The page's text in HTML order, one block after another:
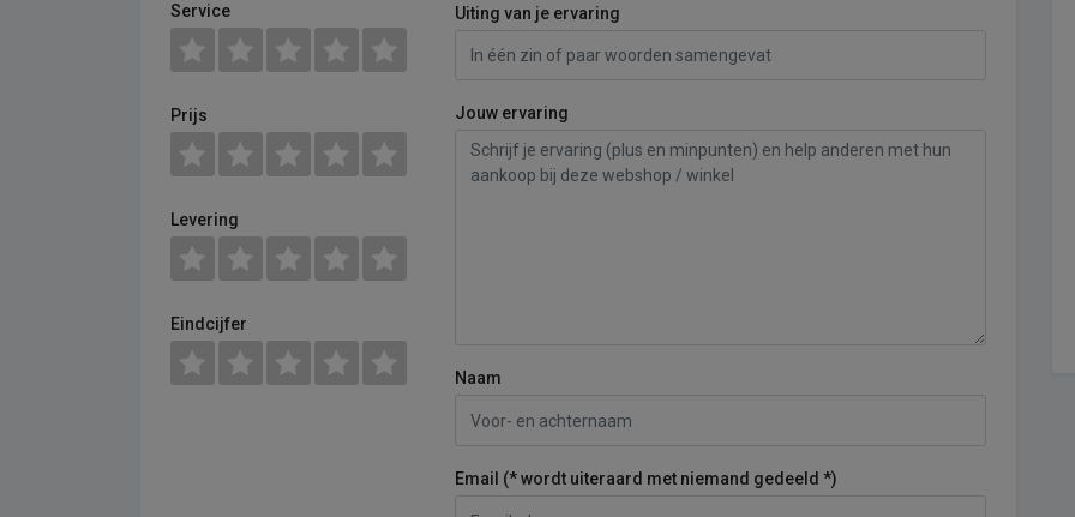
Service
Prijs
Levering
Eindcijfer
Uiting van je ervaring
Jouw ervaring
Naam
Email (* wordt uiteraard met niemand gedeeld *)